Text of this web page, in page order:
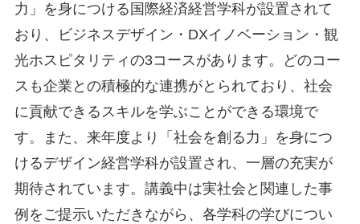
力」を身につける国際経済経営学科が設置されて
おり、ビジネスデザイン・DXイノベーション・観
光ホスピタリティの3コースがあります。どのコー
スも企業との積極的な連携がとられており、社会
に貢献できるスキルを学ぶことができる環境で
す。また、来年度より「社会を創る力」を身につ
けるデザイン経営学科が設置され、一層の充実が
期待されています。講義中は実社会と関連した事
例をご提示いただきながら、各学科の学びについ